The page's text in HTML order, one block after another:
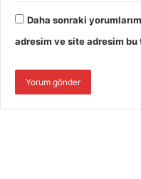
Daha sonraki
adresim ve site adresim bu